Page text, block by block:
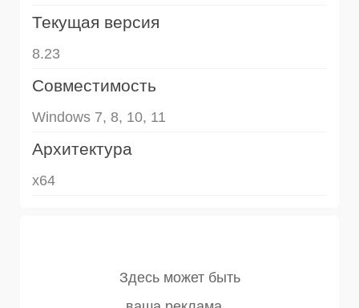
Текущая версия
8.23
Совместимость
Windows 7, 8, 10, 11
Архитектура
x64